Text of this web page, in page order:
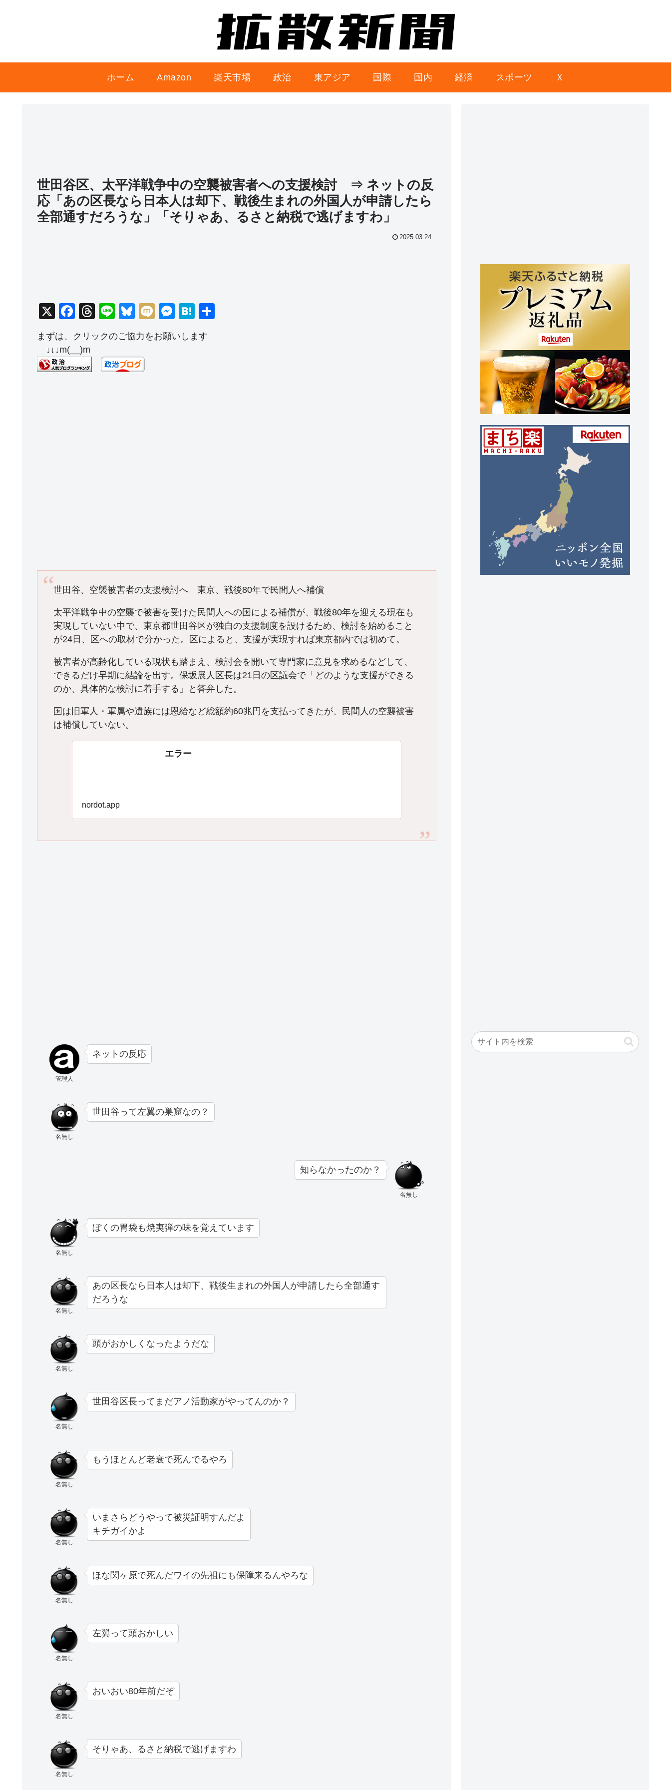
ホーム Amazon 楽天市場 政治 東アジア 国際 国内 経済 スポーツ Ｘ
世田谷区、太平洋戦争中の空襲被害者への支援検討 ⇒ ネットの反
応「あの区長なら日本人は却下、戦後生まれの外国人が申請したら
全部通すだろうな」「そりゃあ、るさと納税で逃げますわ」
2025.03.24
X
F
c
e
b
T
e
a
d
Li
e
Bl
u
e
sk
y
M
M
ss
H
e
まずは、クリックのご協力をお願いします
↓↓↓m(__)m
世田谷、空襲被害者の支援検討へ 東京、戦後80年で民間人へ補償
太平洋戦争中の空襲で被害を受けた民間人への国による補償が、戦後80年を迎える現在も
実現していない中で、東京都世田谷区が独自の支援制度を設けるため、検討を始めること
が24日、区への取材で分かった。区によると、支援が実現すれば東京都内では初めて。
被害者が高齢化している現状も踏まえ、検討会を開いて専門家に意見を求めるなどして、
できるだけ早期に結論を出す。保坂展人区長は21日の区議会で「どのような支援ができる
のか、具体的な検討に着手する」と答弁した。
国は旧軍人・軍属や遺族には恩給など総額約60兆円を支払ってきたが、民間人の空襲被害
は補償していない。
エラー
nordot.app
管理人
ネットの反応
名無し
世田谷って左翼の巣窟なの？
名無し
知らなかったのか？
名無し
ぼくの胃袋も焼夷弾の味を覚えています
名無し
あの区長なら日本人は却下、戦後生まれの外国人が申請したら全部通す
だろうな
名無し
頭がおかしくなったようだな
名無し
世田谷区長ってまだアノ活動家がやってんのか？
名無し
もうほとんど老衰で死んでるやろ
名無し
いまさらどうやって被災証明すんだよ
キチガイかよ
名無し
ほな関ヶ原で死んだワイの先祖にも保障来るんやろな
名無し
左翼って頭おかしい
名無し
おいおい80年前だぞ
名無し
そりゃあ、るさと納税で逃げますわ